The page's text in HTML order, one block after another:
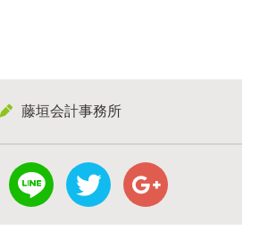
藤垣会計事務所